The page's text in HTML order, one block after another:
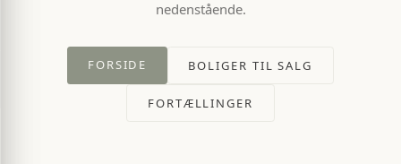
nedenstående.
FORSIDE BOLIGER TIL SALG
FORTÆLLINGER